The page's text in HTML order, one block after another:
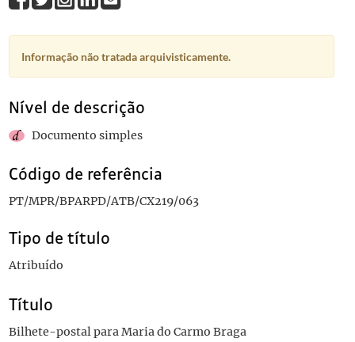
Informação não tratada arquivisticamente.
Nível de descrição
Documento simples
Código de referência
PT/MPR/BPARPD/ATB/CX219/063
Tipo de título
Atribuído
Título
Bilhete-postal para Maria do Carmo Braga